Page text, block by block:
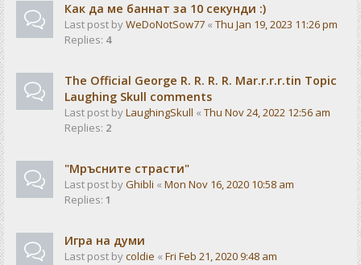
Как да ме баннат за 10 секунди :)
Last post byWeDoNotSow77 « Thu Jan 19, 2023 11:26 pm
Replies: 4
The Official George R. R. R. R. Mar.r.r.r.tin Topic
Laughing Skull comments
Last post byLaughingSkull « Thu Nov 24, 2022 12:56 am
Replies: 2
"Мръсните страсти"
Last post byGhibli « Mon Nov 16, 2020 10:58 am
Replies: 1
Игра на думи
Last post bycoldie « Fri Feb 21, 2020 9:48 am